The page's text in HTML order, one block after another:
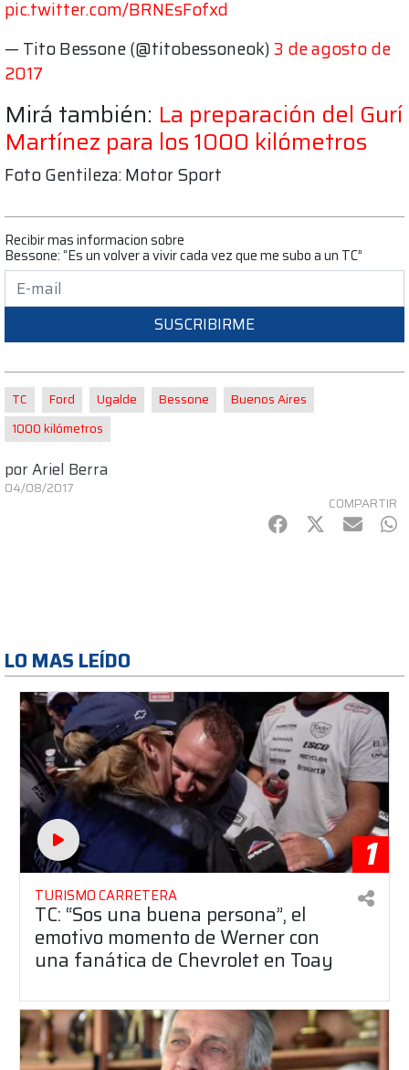
pic.twitter.com/BRNEsFofxd
— Tito Bessone (@titobessoneok)3 de agosto de
2017
Mirá también: La preparación del Gurí
Martínez para los 1000 kilómetros
Foto Gentileza: Motor Sport
Recibir mas informacion sobre
Bessone: “Es un volver a vivir cada vez que me subo a un TC”
SUSCRIBIRME
TC Ford Ugalde Bessone
Buenos Aires
1000 kilómetros
porAriel Berra
04/08/2017
COMPARTIR
Facebook
Twitter
mail
LO MAS LEÍDO
1
TURISMO CARRETERA
TC: “Sos una buena persona”, el
emotivo momento de Werner con
una fanática de Chevrolet en Toay